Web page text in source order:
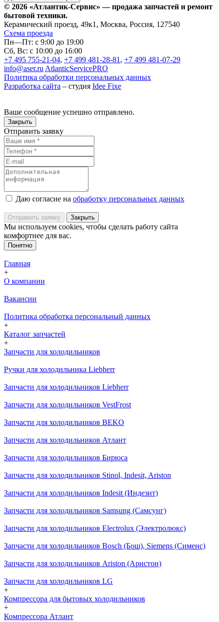
© 2026 «Атлантик-Сервис» — продажа запчастей и ремонт
бытовой техники.
Керамический проезд, 49к1, Москва, Россия, 127540
Схема проезда
Пн—Пт: с 9:00 до 19:00
Сб, Вс: с 10:00 до 16:00
+7 495 755-21-04, +7 499 481-28-81 , +7 499 481-07-29
info@aser.ru AtlanticServicePRO
Политика обработки персональных данных
Разработка сайта – студия Idee Fixe
Ваше сообщение успешно отправлено.
Закрыть
Отправить заявку
Даю согласие на обработку персональных данных
Отправить заявку Закрыть
Мы используем cookies, чтобы сделать работу сайта
комфортнее для вас.
Понятно
Главная
+
О компании
Вакансии
Политика обработка персональный данных
+
Каталог запчастей
+
Запчасти для холодильников
Ручки для холодильника Liebherr
Запчасти для холодильников Liebherr
Запчасти для холодильников VestFrost
Запчасти для холодильников BEKO
Запчасти для холодильников Атлант
Запчасти для холодильников Бирюса
Запчасти для холодильников Stinol, Indesit, Ariston
Запчасти для холодильников Indesit (Индезит)
Запчасти для холодильников Samsung (Самсунг)
Запчасти для холодильников Electrolux (Электролюкс)
Запчасти для холодильников Bosch (Бош), Siemens (Сименс)
Запчасти для холодильников Ariston (Аристон)
Запчасти для холодильников LG
+
Компрессора для бытовых холодильников
+
Компрессора Атлант